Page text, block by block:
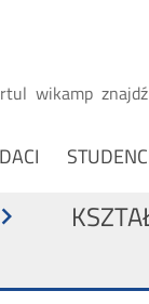
wikamp
NA OSOBY
chevron_right